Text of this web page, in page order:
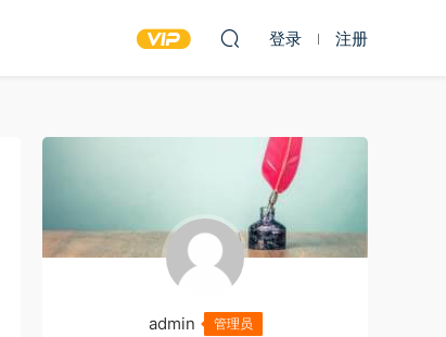
登录 注册
admin 管理员